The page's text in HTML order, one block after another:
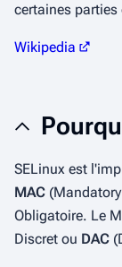
certaines parties
Wikipedia
SELinux est
MAC (
Obligatoire. Le
Discret ou DAC (